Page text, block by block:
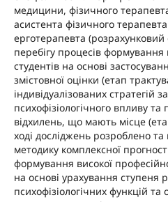
медицини, фізичного
асистента фізичного
ерготерапевта (розрахунковий
перебігу процесів формування
студентів на основі
змістовної оцінки (етап
індивідуалізованих стратегій
психофізіологічного впливу та
відхилень, що мають місце
ході досліджень розроблено
методику комплексної
формування високої
на основі урахування ступеня
психофізіологічних функцій та